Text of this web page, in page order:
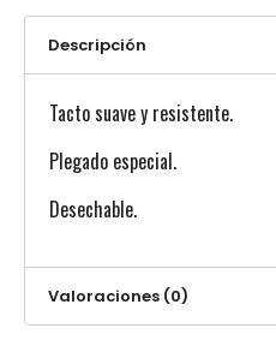
Descripción
Tacto suave y resistente.
Plegado especial.
Desechable.
Valoraciones (0)